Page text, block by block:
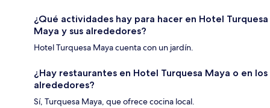
¿Qué actividades hay para hacer en Hotel Turquesa
Maya y sus alrededores?
Hotel Turquesa Maya cuenta con un jardín.
¿Hay restaurantes en Hotel Turquesa Maya o en los
alrededores?
Sí, Turquesa Maya, que ofrece cocina local.